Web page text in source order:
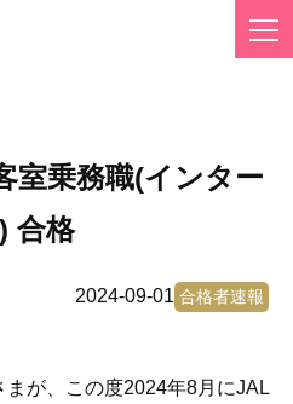
室乗務職(インター
合格
2024-09-01 合格者速報
が、この度2024年8月にJAL